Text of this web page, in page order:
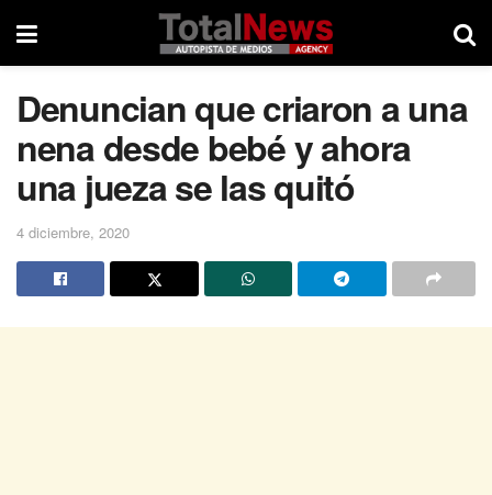
Denuncian que criaron a una
nena desde bebé y ahora
una jueza se las quitó
4 diciembre, 2020